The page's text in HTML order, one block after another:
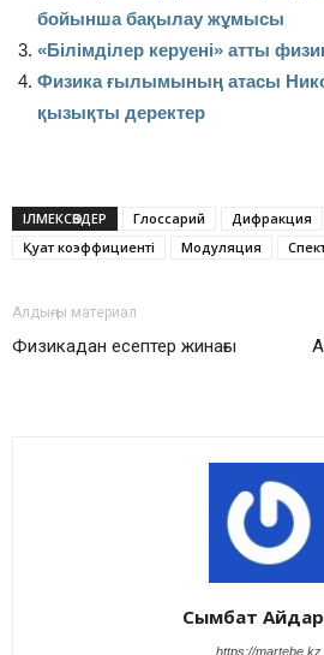
бойынша бақылау жұмысы
«Білімділер керуені» атты
Физика ғылымының атасы
қызықты деректер
ІЛМЕКСӨЗДЕР Глоссарий Дифракция
Қуат коэф­фи­циен­ті
Мо­ду­ля­ция
Алдыңғы материал
Физикадан есептер жинағы
Сымбат
https://martebe.kz